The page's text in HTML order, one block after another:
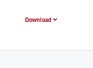
Download